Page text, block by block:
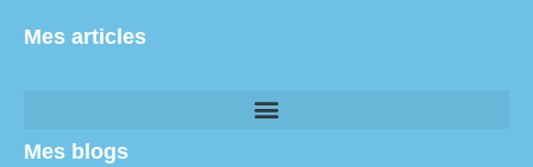
Mes articles
Mes blogs